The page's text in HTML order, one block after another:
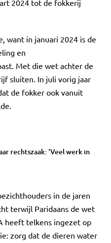
2024 tot de fokkerij
want in januari 2024 is de
en
Met die wet achter de
sluiten. In juli vorig jaar
de fokker ook vanuit
rechtszaak: 'Veel werk in
in de jaren
terwijl Paridaans de wet
heeft telkens ingezet op
zorg dat de dieren water